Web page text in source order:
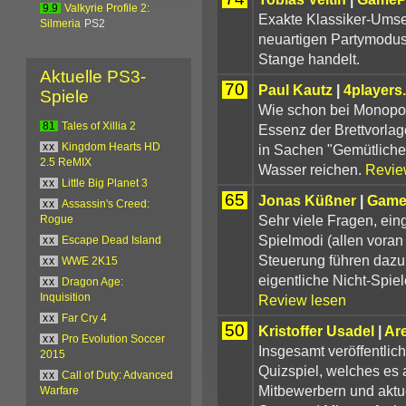
Exakte Klassiker-
neuartigen
Stange handelt.
70 Paul Kautz |
Wie schon bei
Essenz der
in Sachen
Wasser reichen.
65 Jonas Küßner|
Sehr viele Fragen,
Spielmodi (allen
Steuerung führen
eigentliche Nicht-
Review lesen
50 Kristoffer Usadel|
Insgesamt
Quizspiel, welches es
Mitbewerbern und
9.9
Valkyrie Profile 2:
Silmeria PS2
Aktuelle PS3-
Spiele
81
Tales of Xillia 2
xx
Kingdom Hearts HD
2.5 ReMIX
xx
Little Big Planet 3
xx
Assassin's Creed:
Rogue
xx
Escape Dead Island
xx
WWE 2K15
xx
Dragon Age:
Inquisition
xx
Far Cry 4
xx
Pro Evolution Soccer
2015
xx
Call of Duty: Advanced
Warfare